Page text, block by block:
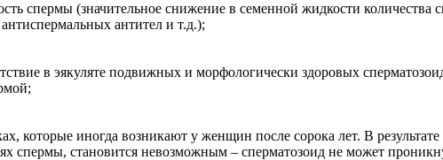
спермы (значительное снижение в семенной жидкости
антител и т.д.);
в эякуляте подвижных и морфологически здоровых
которые иногда возникают у женщин после сорока лет. В
спермы, становится невозможным – сперматозоид не может